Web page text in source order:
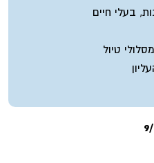
בעלי חיים
טיול